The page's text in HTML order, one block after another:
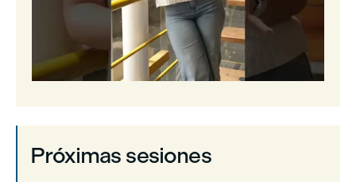
  
Próximas sesiones